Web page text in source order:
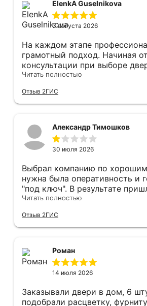
ElenkA Guselnikova
3 августа 2026
На каждом этапе
грамотный подход. Начиная от
консультации при выборе
оперативным замером,
оформление двери - отдельное
Рекомендуем и планируем в
Читать полностью
Отзыв 2ГИС
Александр Тимошков
30 июля 2026
Выбрал компанию по
нужна была оперативность и
"под ключ". В результате
часа потратить на уборку
"утилизация старой двери" не
уборка выломанного
После предъявления
получил только недовольный
монтажника, никаких
менеджером специально
нужна утилизация, мне это
Читать полностью
Отзыв 2ГИС
Роман
14 июля 2026
Заказывали двери в дом, 6
подобрали расцветку,